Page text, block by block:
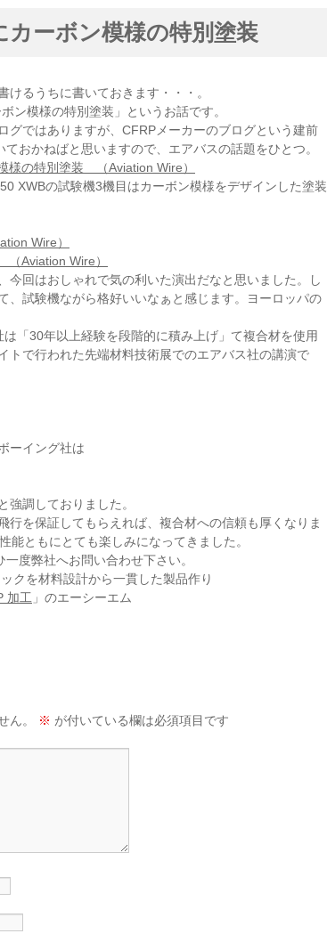
ーボン模様の特別塗装
るうちに書いておきます・・・。
ン模様の特別塗装」というお話です。
グではありますが、CFRPメーカーのブログという建前
おかねばと思いますので、エアバスの話題をひとつ。
様の特別塗装 （Aviation Wire）
XWBの試験機3機目はカーボン模様をデザインした塗装
Wire）
Aviation Wire）
今回はおしゃれで気の利いた演出だなと思いました。し
、試験機ながら格好いいなぁと感じます。ヨーロッパの
「30年以上経験を段階的に積み上げ」て複合材を使用
トで行われた先端材料技術展でのエアバス社の講演で
ーイング社は
強調しておりました。
行を保証してもらえれば、複合材への信頼も厚くなりま
ともにとても楽しみになってきました。
度弊社へお問い合わせ下さい。
クを材料設計から一貫した製品作り
加工 」のエーシーエム
ん。 ※ が付いている欄は必須項目です